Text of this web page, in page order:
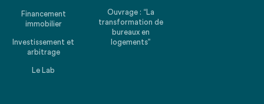
Financement
immobilier
Investissement et
arbitrage
Le Lab
Ouvrage : “La
transformation de
bureaux en
logements”